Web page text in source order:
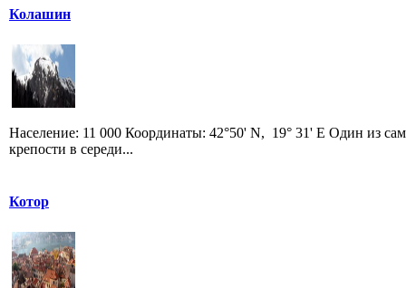
Колашин
Население: 11 000 Координаты: 42°50' N, 19° 31' E Один из
крепости в середи...
Котор